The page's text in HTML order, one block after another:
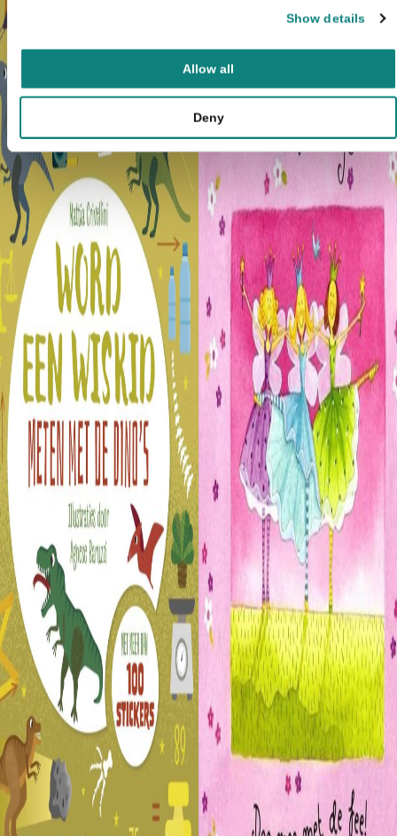
Show details
Allow all
Deny